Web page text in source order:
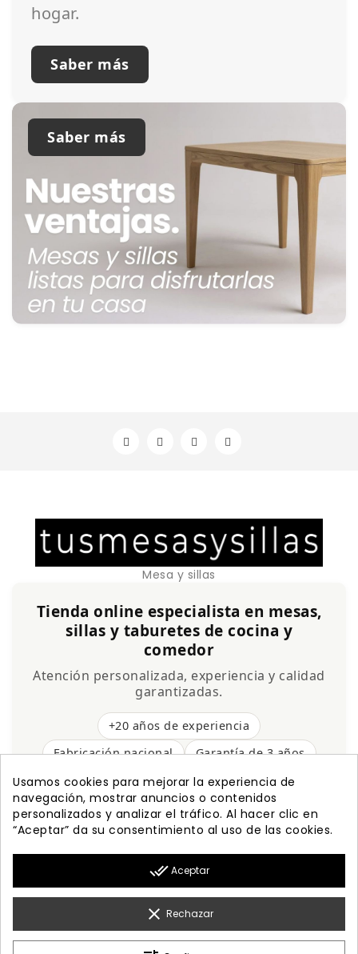
hogar.
Saber más
Saber más
Mesa y sillas
Tienda online especialista en mesas,
sillas y taburetes de cocina y
comedor
Atención personalizada, experiencia y calidad
garantizadas.
+20 años de experiencia
Fabricación nacional
Garantía de 3 años
Envío gratis
PRODUCTOS 

INFORMACIÓN 
Usamos cookies para mejorar la experiencia de
navegación, mostrar anuncios o contenidos
personalizados y analizar el tráfico. Al hacer clic en
“Aceptar” da su consentimiento al uso de las cookies.
done_all Aceptar
clear Rechazar